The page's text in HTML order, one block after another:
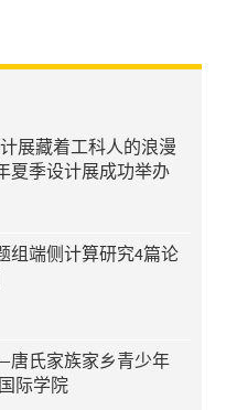
展藏着工科人的浪漫
夏季设计展成功举办
组端侧计算研究4篇论
氏家族家乡青少年
际学院